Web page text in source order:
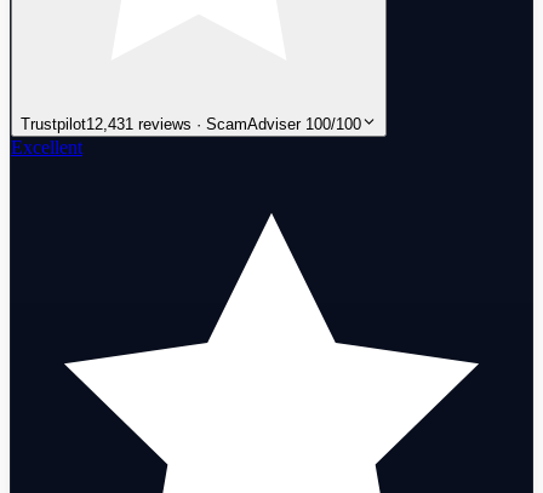
Trustpilot12,431 reviews · ScamAdviser 100/100
Excellent